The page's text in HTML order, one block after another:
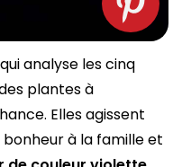
analyse les cinq
plantes à
Elles agissent
à la famille et